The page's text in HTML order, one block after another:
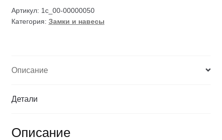
Артикул: 1c_00-00000050
Категория: Замки и навесы
Описание
Детали
Описание